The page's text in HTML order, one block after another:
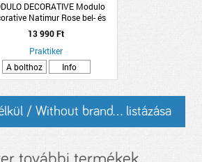
DECORATIVE Modulo
Natimur Rose bel- és
falburkoló 20x10cm többszínű
13 990 Ft
Praktiker
A bolthoz
Info
/ Without brand... listázása